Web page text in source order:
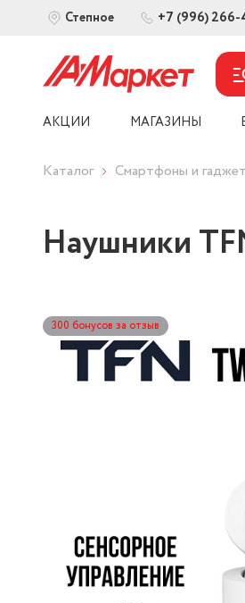
Степное +7 (996)
АКЦИИ МАГАЗИНЫ
Каталог Смартфоны и
Наушники
300 бонусов за отзыв